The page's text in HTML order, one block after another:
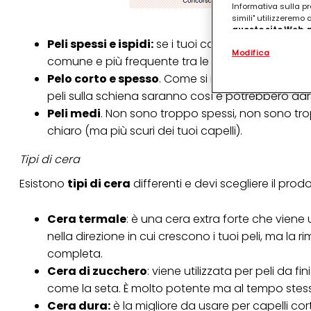
Peli spessi e ispidi:se i tuoi capelli sono duri e
comune e più frequente tra le persone scure.
Pelo corto e spesso. Come si identifica?
peli sulla schiena saranno così e potrebbero
Peli medi. Non sono troppo spessi, non sono
chiaro (ma più scuri dei tuoi capelli).
Tipi di cera
Esistono tipi di cera differenti e devi scegliere il
Cera termale: è una cera extra forte che viene
nella direzione in cui crescono i tuoi peli, ma la
completa.
Cera di zucchero: viene utilizzata per peli da
come la seta. È molto potente ma al tempo
Cera dura:è la migliore da usare per capelli
Informativa sulla
simili" utilizzeremo
questo sito
.
(rispettivamente
terzi, conservare
identificati) su
misurare e
Puoi trovare
periodo di
Se fai clic su
per uno o più
tuoi dati personali
Modifica